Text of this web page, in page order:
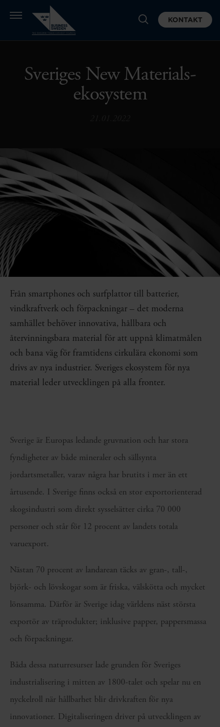
KONTAKT
Sveriges New Materials-
ekosystem
Från smartphones och surfplattor till batterier,
vindkraftverk och förpackningar – det moderna
samhället behöver innovativa, hållbara och
återvinningsbara material för att uppnå klimatmålen
och bana väg för framtidens cirkulära ekonomi som
drivs av nya industrier. Sveriges ekosystem för nya
material leder utvecklingen på alla fronter.
Sverige är Europas ledande gruvnation och har stora
fyndigheter av både mineraler och sällsynta
jordartsmetaller, varav några har brutits i mer än ett
årtusende. I Sverige finns också en stor exportorienterad
skogsindustri som direkt sysselsätter cirka 70 000
personer och står för 12 procent av landets totala
varuexport.
Nästan 70 procent av landarean täcks av gran-, tall-,
björk- och lövskogar som är friska, välskötta och mycket
lönsamma. Därför är Sverige idag världens näst största
exportör av träprodukter; inklusive papper, pappersmassa
och förpackningar.
Båda dessa naturresurser lade grunden för Sveriges
industrialisering i mitten av 1800-talet och spelar nu en
nyckelroll när hållbarhet blir drivkraften för nya
innovationer. Digitaliseringen driver på utvecklingen av